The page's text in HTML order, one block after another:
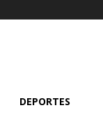
DEPORTES